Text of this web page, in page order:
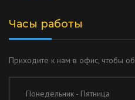
Часы работы
Приходите к нам в офис, чтобы
Понедельник - Пятница